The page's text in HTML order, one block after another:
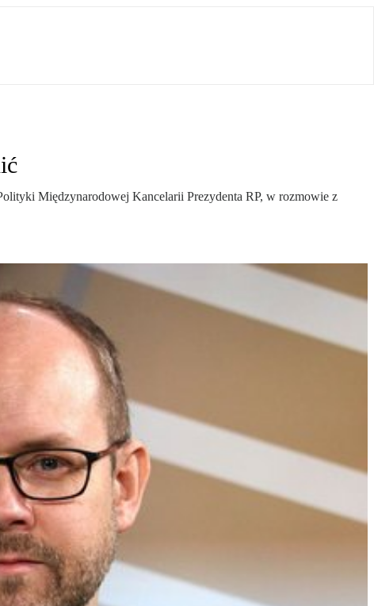
Międzynarodowej Kancelarii Prezydenta RP, w rozmowie z